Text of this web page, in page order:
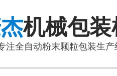
机械包装
注全自动粉末颗粒包装生